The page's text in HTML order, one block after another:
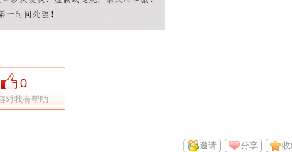
0
对我有帮助
分享
邀请